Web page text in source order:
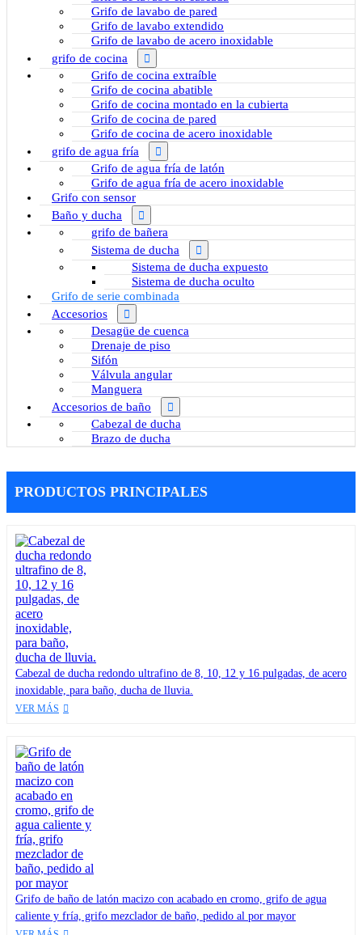
Grifo de lavabo de pared
Grifo de lavabo extendido
Grifo de lavabo de acero inoxidable
grifo de cocina
Grifo de cocina extraíble
Grifo de cocina abatible
Grifo de cocina montado en la cubierta
Grifo de cocina de pared
Grifo de cocina de acero inoxidable
grifo de agua fría
Grifo de agua fría de latón
Grifo de agua fría de acero inoxidable
Grifo con sensor
Baño y ducha
grifo de bañera
Sistema de ducha
Sistema de ducha expuesto
Sistema de ducha oculto
Grifo de serie combinada
Accesorios
Desagüe de cuenca
Drenaje de piso
Sifón
Válvula angular
Manguera
Accesorios de baño
Cabezal de ducha
Brazo de ducha
PRODUCTOS PRINCIPALES
Cabezal de ducha redondo ultrafino de 8, 10, 12 y 16 pulgadas, de acero
inoxidable, para baño, ducha de lluvia.
VER MÁS
Grifo de baño de latón macizo con acabado en cromo, grifo de agua
caliente y fría, grifo mezclador de baño, pedido al por mayor